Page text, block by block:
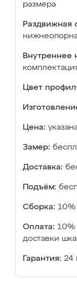
размера
Раздвижная
Внутреннее
Цвет
Цена:
Замер:
Доставка:
Подъём:
Сборка: 10%
Оплата: 10%
доставки
Гарантия: 24